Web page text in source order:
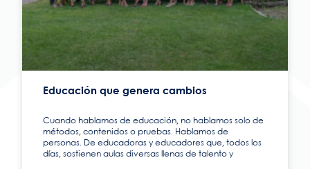
Educación que genera cambios
Cuando hablamos de educación, no hablamos solo de
métodos, contenidos o pruebas. Hablamos de
personas. De educadoras y educadores que, todos los
días, sostienen aulas diversas llenas de talento y